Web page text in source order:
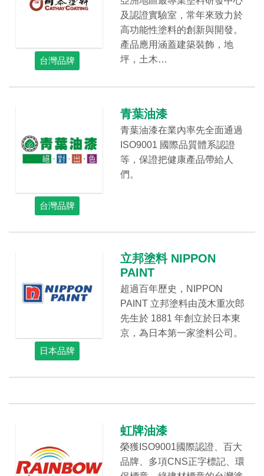
台灣品牌
及認證實驗室，常年來致力於
高功能性塗料的創新與開發。
產品應用涵蓋建築裝飾，地
坪，土木…
台灣品牌
青葉油漆
青葉油漆在業內率先全面通過
ISO9001 國際品質體系認證
等，保證把健康產品帶給人
們。
日本品牌
立邦塗料 NIPPON
PAINT
超過百年歷史，NIPPON
PAINT 立邦塗料由茂木重次郎
先生於 1881 年創立於日本東
京，為日本第一家塗料公司。
虹牌油漆
榮獲ISO9001國際認證、百大
品牌、多項CNS正字標記、環